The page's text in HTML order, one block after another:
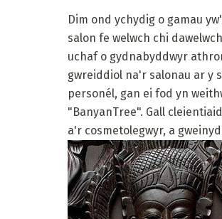
Dim ond ychydig o gamau
salon fe welwch chi
uchaf o gydnabyddwyr
gwreiddiol na'r salonau ar y
personél, gan ei fod yn
"BanyanTree". Gall
a'r cosmetolegwyr, a